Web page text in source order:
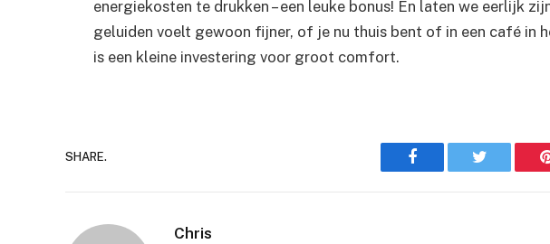
energiekosten te drukken – een leuke bonus! En laten we eerlijk
geluiden voelt gewoon fijner, of je nu thuis bent of in een café in
is een kleine investering voor groot comfort.
SHARE. Facebook Twitter
Chris